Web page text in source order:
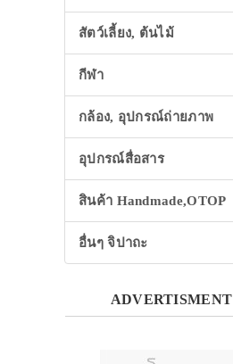
สัตว์เลี้ยง, ต้นไม้
กีฬา
กล้อง, อุปกรณ์ถ่ายภาพ
อุปกรณ์สื่อสาร
สินค้า Handmade,OTOP
อื่นๆ จิปาถะ
ADVERTISMENT